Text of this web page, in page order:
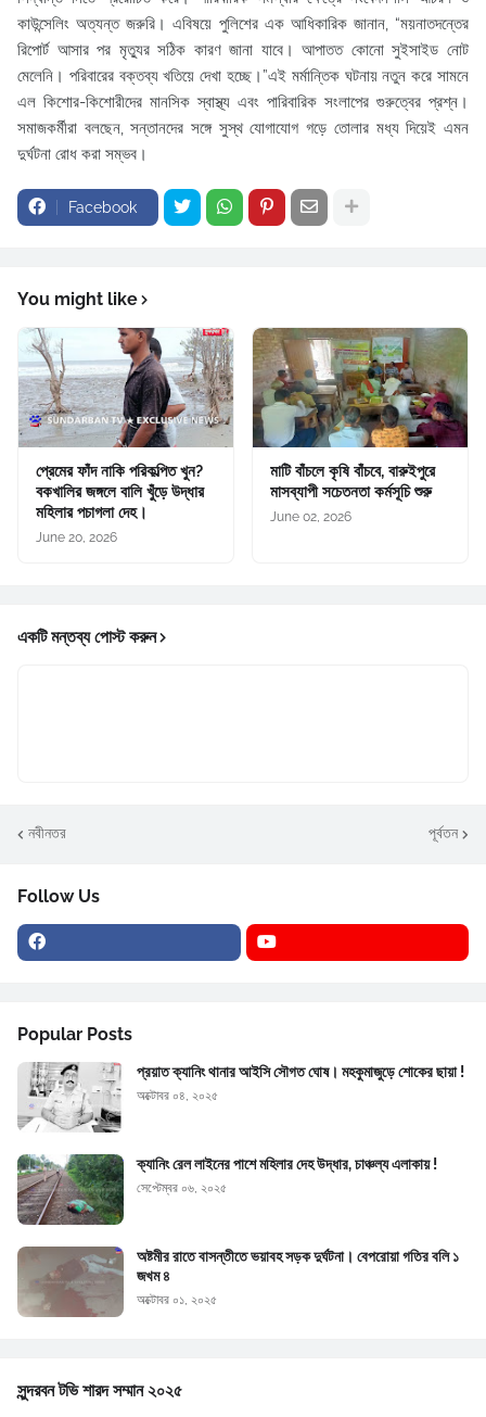
কাউন্সেলিং অত্যন্ত জরুরি। এবিষয়ে পুলিশের এক আধিকারিক জানান, “ময়নাতদন্তের
রিপোর্ট আসার পর মৃত্যুর সঠিক কারণ জানা যাবে। আপাতত কোনো সুইসাইড নোট
মেলেনি। পরিবারের বক্তব্য খতিয়ে দেখা হচ্ছে।”এই মর্মান্তিক ঘটনায় নতুন করে সামনে
এল কিশোর-কিশোরীদের মানসিক স্বাস্থ্য এবং পারিবারিক সংলাপের গুরুত্বের প্রশ্ন।
সমাজকর্মীরা বলছেন, সন্তানদের সঙ্গে সুস্থ যোগাযোগ গড়ে তোলার মধ্য দিয়েই এমন
দুর্ঘটনা রোধ করা সম্ভব।
Facebook
You might like
প্রেমের ফাঁদ নাকি পরিকল্পিত খুন?
বকখালির জঙ্গলে বালি খুঁড়ে উদ্ধার
মহিলার পচাগলা দেহ।
June 20, 2026
মাটি বাঁচলে কৃষি বাঁচবে, বারুইপুরে
মাসব্যাপী সচেতনতা কর্মসূচি শুরু
June 02, 2026
একটি মন্তব্য পোস্ট করুন
নবীনতর পূর্বতন
Follow Us
Popular Posts
প্রয়াত ক্যানিং থানার আইসি সৌগত ঘোষ। মহকুমাজুড়ে শোকের ছায়া !
অক্টোবর ০৪, ২০২৫
ক্যানিং রেল লাইনের পাশে মহিলার দেহ উদ্ধার, চাঞ্চল্য এলাকায় !
সেপ্টেম্বর ০৬, ২০২৫
অষ্টমীর রাতে বাসন্তীতে ভয়াবহ সড়ক দুর্ঘটনা। বেপরোয়া গতির বলি ১
জখম ৪
অক্টোবর ০১, ২০২৫
সুন্দরবন টভি শারদ সম্মান ২০২৫